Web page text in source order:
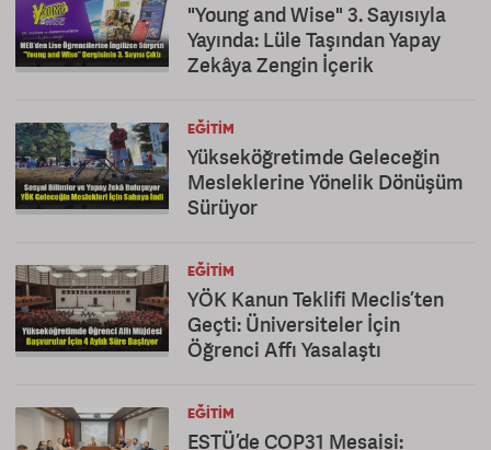
"Young and Wise" 3. Sayısıyla
Yayında: Lüle Taşından Yapay
Zekâya Zengin İçerik
EĞITIM
Yükseköğretimde Geleceğin
Mesleklerine Yönelik Dönüşüm
Sürüyor
EĞITIM
YÖK Kanun Teklifi Meclis’ten
Geçti: Üniversiteler İçin
Öğrenci Affı Yasalaştı
EĞITIM
ESTÜ’de COP31 Mesaisi: